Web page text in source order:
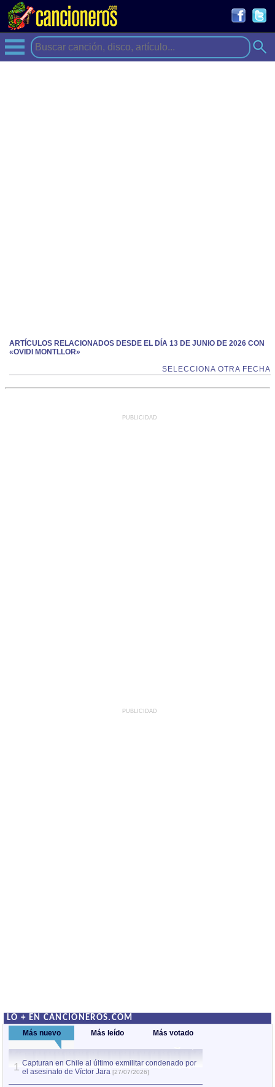
ARTÍCULOS RELACIONADOS DESDE EL DÍA 13 DE JUNIO DE 2026 CON
«OVIDI MONTLLOR»
SELECCIONA OTRA FECHA
PUBLICIDAD
PUBLICIDAD
LO + EN CANCIONEROS.COM
Más nuevo Más leído Más votado
1 Capturan en Chile al último exmilitar condenado por
el asesinato de Víctor Jara [27/07/2026]